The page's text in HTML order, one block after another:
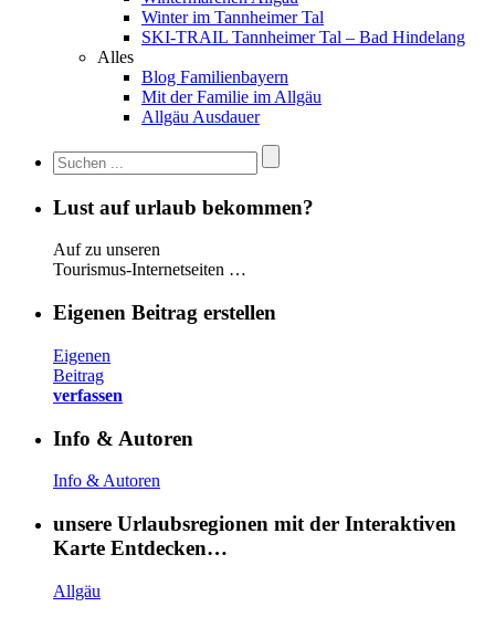
Winter im Tannheimer Tal
SKI-TRAIL Tannheimer Tal – Bad Hindelang
Alles
Blog Familienbayern
Mit der Familie im Allgäu
Allgäu Ausdauer
Lust auf urlaub bekommen?
Auf zu unseren
Tourismus-Internetseiten …
Eigenen Beitrag erstellen
Eigenen
Beitrag
verfassen
Info & Autoren
Info & Autoren
unsere Urlaubsregionen mit der Interaktiven
Karte Entdecken…
Allgäu